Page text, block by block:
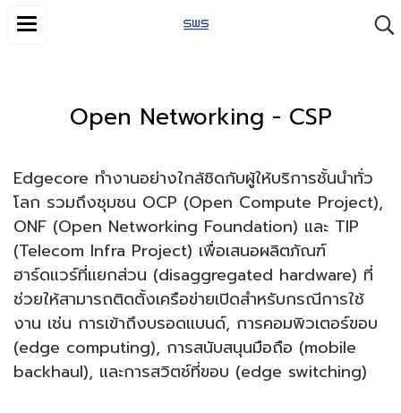
Open Networking - CSP
Edgecore ทำงานอย่างใกล้ชิดกับผู้ให้บริการชั้นนำทั่ว
โลก รวมถึงชุมชน OCP (Open Compute Project),
ONF (Open Networking Foundation) และ TIP
(Telecom Infra Project) เพื่อเสนอผลิตภัณฑ์
ฮาร์ดแวร์ที่แยกส่วน (disaggregated hardware) ที่
ช่วยให้สามารถติดตั้งเครือข่ายเปิดสำหรับกรณีการใช้
งาน เช่น การเข้าถึงบรอดแบนด์, การคอมพิวเตอร์ขอบ
(edge computing), การสนับสนุนมือถือ (mobile
backhaul), และการสวิตช์ที่ขอบ (edge switching)